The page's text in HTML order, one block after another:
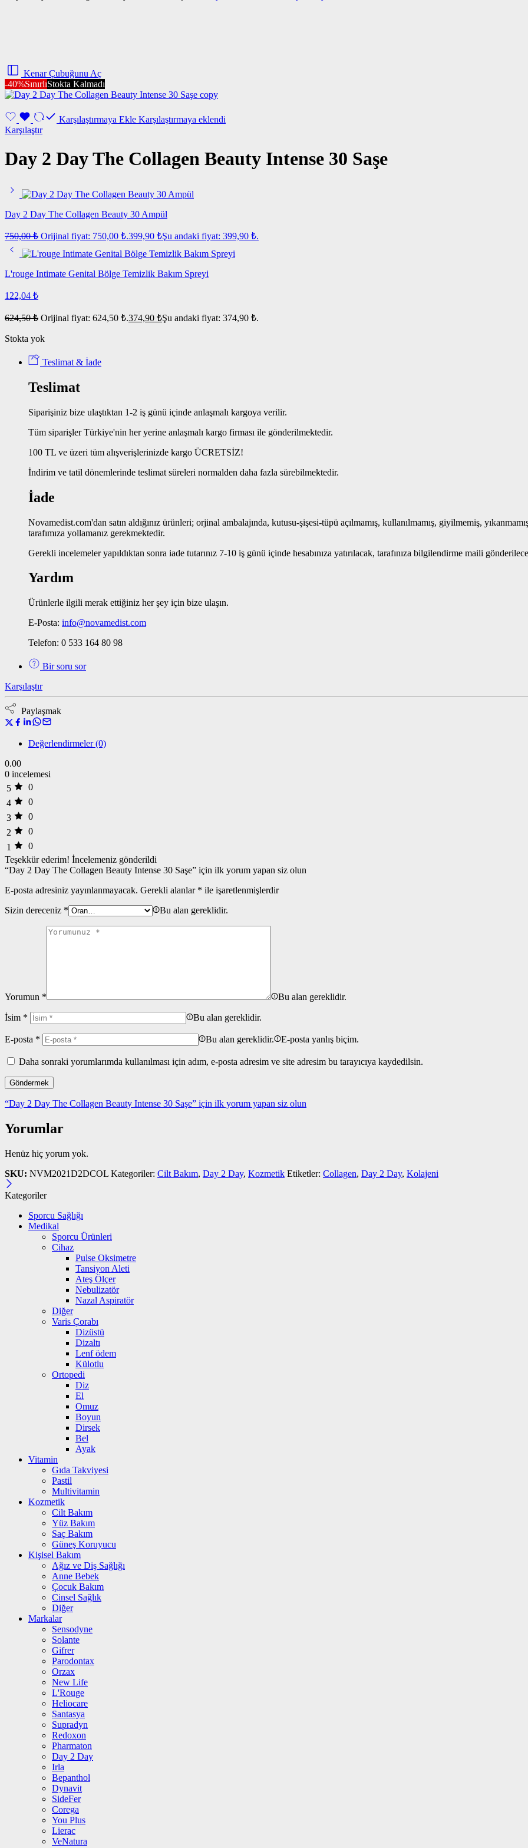
Kenar Çubuğunu Aç
-40%SınırlıStokta Kalmadı
Karşılaştırmaya Ekle Karşılaştırmaya eklendi
Karşılaştır
Day 2 Day The Collagen Beauty Intense 30 Saşe
Day 2 Day The Collagen Beauty 30 Ampül
750,00₺ Orijinal fiyat: 750,00 ₺.399,90 ₺Şu andaki fiyat: 399,90 ₺.
L'rouge Intimate Genital Bölge Temizlik Bakım Spreyi
122,04 ₺
624,50₺ Orijinal fiyat: 624,50 ₺.374,90 ₺Şu andaki fiyat: 374,90 ₺.
Stokta yok
Teslimat & İade
Teslimat
Siparişiniz bize ulaştıktan 1-2 iş günü içinde anlaşmalı kargoya verilir.
Tüm siparişler Türkiye'nin her yerine anlaşmalı kargo firması ile gönderilmektedir.
100 TL ve üzeri tüm alışverişlerinizde kargo ÜCRETSİZ!
İndirim ve tatil dönemlerinde teslimat süreleri normalden daha fazla sürebilmektedir.
İade
Novamedist.com'dan satın aldığınız ürünleri; orjinal ambalajında, kutusu-şişesi-tüpü açılmamış, kullanılmamış, giyilmemiş,
tarafımıza yollamanız gerekmektedir.
Gerekli incelemeler yapıldıktan sonra iade tutarınız 7-10 iş günü içinde hesabınıza yatırılacak, tarafınıza bilgilendirme maili
Yardım
Ürünlerle ilgili merak ettiğiniz her şey için bize ulaşın.
E-Posta: info@novamedist.com
Telefon: 0 533 164 80 98
Bir soru sor
Karşılaştır
Paylaşmak
Değerlendirmeler (0)
0.00
0 incelemesi
5
0
4
0
3
0
2
0
1
0
Teşekkür ederim! İncelemeniz gönderildi
“Day 2 Day The Collagen Beauty Intense 30 Saşe” için ilk yorum yapan siz olun
E-posta adresiniz yayınlanmayacak. Gerekli alanlar * ile işaretlenmişlerdir
Sizin dereceniz * Bu alan gereklidir.
Yorumun * Bu alan gereklidir.
İsim * Bu alan gereklidir.
E-posta * Bu alan gereklidir. E-posta yanlış biçim.
Daha sonraki yorumlarımda kullanılması için adım, e-posta adresim ve site adresim bu tarayıcıya kaydedilsin.
“Day 2 Day The Collagen Beauty Intense 30 Saşe” için ilk yorum yapan siz olun
Yorumlar
Henüz hiç yorum yok.
SKU: NVM2021D2DCOL Kategoriler: Cilt Bakım, Day 2 Day, Kozmetik Etiketler: Collagen, Day 2 Day, Kolajeni
Kategoriler
Sporcu Sağlığı
Medikal
Sporcu Ürünleri
Cihaz
Pulse Oksimetre
Tansiyon Aleti
Ateş Ölçer
Nebulizatör
Nazal Aspiratör
Diğer
Varis Çorabı
Dizüstü
Dizaltı
Lenf ödem
Külotlu
Ortopedi
Diz
El
Omuz
Boyun
Dirsek
Bel
Ayak
Vitamin
Gıda Takviyesi
Pastil
Multivitamin
Kozmetik
Cilt Bakım
Yüz Bakım
Saç Bakım
Güneş Koruyucu
Kişisel Bakım
Ağız ve Diş Sağlığı
Anne Bebek
Çocuk Bakım
Cinsel Sağlık
Diğer
Markalar
Sensodyne
Solante
Gifrer
Parodontax
Orzax
New Life
L'Rouge
Heliocare
Santasya
Supradyn
Redoxon
Pharmaton
Day 2 Day
Irla
Bepanthol
Dynavit
SideFer
Corega
You Plus
Lierac
VeNatura